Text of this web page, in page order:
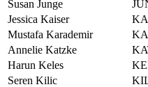
Susan Junge
Jessica Kaiser
Mustafa Karademir
Annelie Katzke
Harun Keles
Seren Kilic